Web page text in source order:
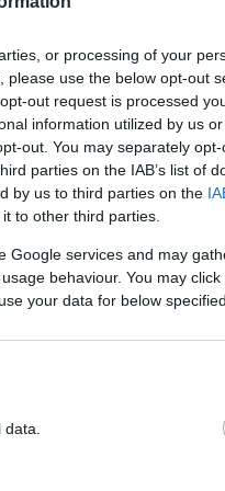
or processing of your
use the below opt-out
out request is processed
information utilized by us
out. You may separately
parties on the IAB’s list of
by us to third parties on the
to other third parties.
Google services and may
behaviour. You may
your data for below
χρέους, σημείωσε
εκλογές. Θέλει
Δεν αντέχει άλλη
ο Νίκος
Google
στην κάλπη -